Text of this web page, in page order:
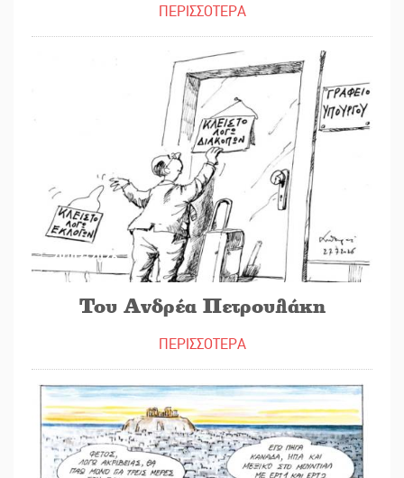
ΠΕΡΙΣΣΟΤΕΡΑ
29/07/2026
Του Ανδρέα Πετρουλάκη
ΠΕΡΙΣΣΟΤΕΡΑ